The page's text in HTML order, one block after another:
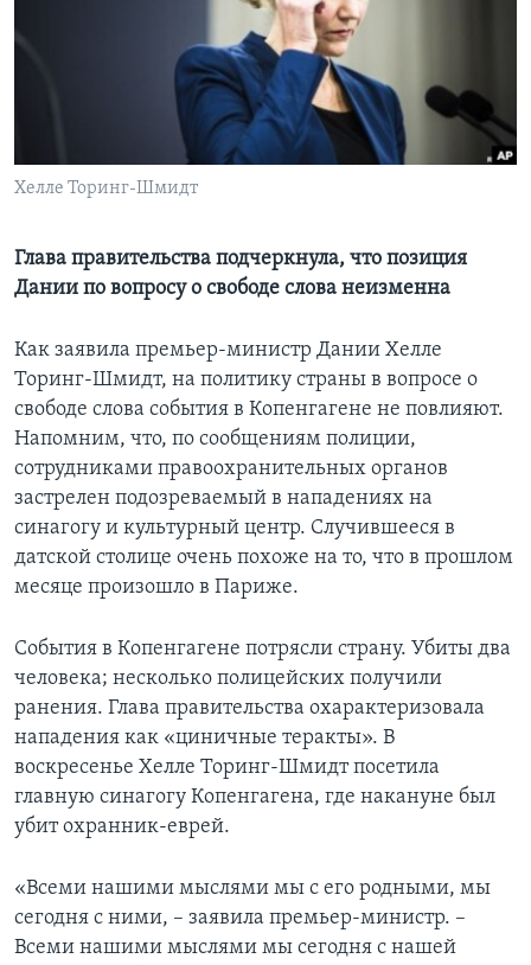
Learning English
Хелле Торинг-Шмидт
Глава правительства подчеркнула, что позиция
Дании по вопросу о свободе слова неизменна
Как заявила премьер-министр Дании Хелле
Торинг-Шмидт, на политику страны в вопросе о
свободе слова события в Копенгагене не повлияют.
Напомним, что, по сообщениям полиции,
сотрудниками правоохранительных органов
застрелен подозреваемый в нападениях на
синагогу и культурный центр. Случившееся в
датской столице очень похоже на то, что в прошлом
месяце произошло в Париже.
События в Копенгагене потрясли страну. Убиты два
человека; несколько полицейских получили
ранения. Глава правительства охарактеризовала
нападения как «циничные теракты». В
воскресенье Хелле Торинг-Шмидт посетила
главную синагогу Копенгагена, где накануне был
убит охранник-еврей.
«Всеми нашими мыслями мы с его родными, мы
сегодня с ними, – заявила премьер-министр. –
Всеми нашими мыслями мы сегодня с нашей